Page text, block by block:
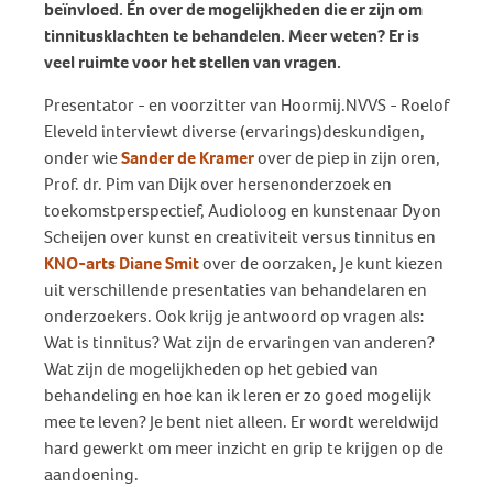
beïnvloed. Én over de mogelijkheden die er zijn om
tinnitusklachten te behandelen. Meer weten? Er is
veel ruimte voor het stellen van vragen.
Presentator - en voorzitter van Hoormij.NVVS - Roelof
Eleveld interviewt diverse (ervarings)deskundigen,
onder wieSander de Kramerover de piep in zijn oren,
Prof. dr. Pim van Dijk over hersenonderzoek en
toekomstperspectief, Audioloog en kunstenaar Dyon
Scheijen over kunst en creativiteit versus tinnitus en
KNO-arts Diane Smitover de oorzaken, Je kunt kiezen
uit verschillende presentaties van behandelaren en
onderzoekers. Ook krijg je antwoord op vragen als:
Wat is tinnitus? Wat zijn de ervaringen van anderen?
Wat zijn de mogelijkheden op het gebied van
behandeling en hoe kan ik leren er zo goed mogelijk
mee te leven? Je bent niet alleen. Er wordt wereldwijd
hard gewerkt om meer inzicht en grip te krijgen op de
aandoening.